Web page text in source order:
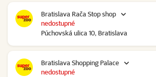
Bratislava Rača Stop shop
Púchovská ulica 10, Bratislava
nedostupné
Bratislava Shopping Palace
nedostupné